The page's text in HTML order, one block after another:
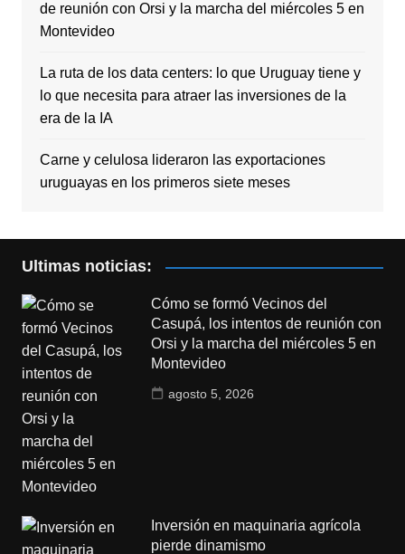
de reunión con Orsi y la marcha del miércoles 5 en
Montevideo
La ruta de los data centers: lo que Uruguay tiene y
lo que necesita para atraer las inversiones de la
era de la IA
Carne y celulosa lideraron las exportaciones
uruguayas en los primeros siete meses
Ultimas noticias:
Cómo se formó Vecinos del
Casupá, los intentos de reunión con
Orsi y la marcha del miércoles 5 en
Montevideo
agosto 5, 2026
Inversión en maquinaria agrícola
pierde dinamismo